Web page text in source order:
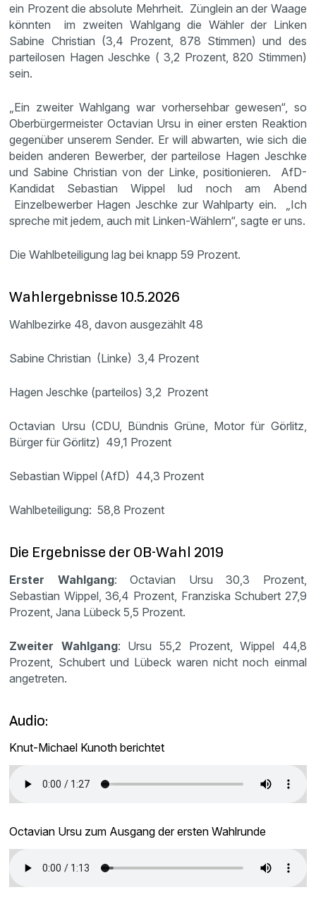
ein Prozent die absolute Mehrheit. Zünglein an der Waage
könnten im zweiten Wahlgang die Wähler der Linken
Sabine Christian (3,4 Prozent, 878 Stimmen) und des
parteilosen Hagen Jeschke ( 3,2 Prozent, 820 Stimmen)
sein.
„Ein zweiter Wahlgang war vorhersehbar gewesen“, so
Oberbürgermeister Octavian Ursu in einer ersten Reaktion
gegenüber unserem Sender. Er will abwarten, wie sich die
beiden anderen Bewerber, der parteilose Hagen Jeschke
und Sabine Christian von der Linke, positionieren. AfD-
Kandidat Sebastian Wippel lud noch am Abend
Einzelbewerber Hagen Jeschke zur Wahlparty ein. „Ich
spreche mit jedem, auch mit Linken-Wählern“, sagte er uns.
Die Wahlbeteiligung lag bei knapp 59 Prozent.
Wahlergebnisse 10.5.2026
Wahlbezirke 48, davon ausgezählt 48
Sabine Christian (Linke) 3,4 Prozent
Hagen Jeschke (parteilos) 3,2 Prozent
Octavian Ursu (CDU, Bündnis Grüne, Motor für Görlitz,
Bürger für Görlitz) 49,1 Prozent
Sebastian Wippel (AfD) 44,3 Prozent
Wahlbeteiligung: 58,8 Prozent
Die Ergebnisse der OB-Wahl 2019
Erster Wahlgang: Octavian Ursu 30,3 Prozent,
Sebastian Wippel, 36,4 Prozent, Franziska Schubert 27,9
Prozent, Jana Lübeck 5,5 Prozent.
Zweiter Wahlgang: Ursu 55,2 Prozent, Wippel 44,8
Prozent, Schubert und Lübeck waren nicht noch einmal
angetreten.
Audio:
Knut-Michael Kunoth berichtet
Octavian Ursu zum Ausgang der ersten Wahlrunde